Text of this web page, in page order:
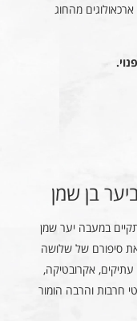
מהחוג
בן שמן
במעבה יער שמן
סיפורם של שלושה
אקרובטיקה,
חרבות והרבה הומור